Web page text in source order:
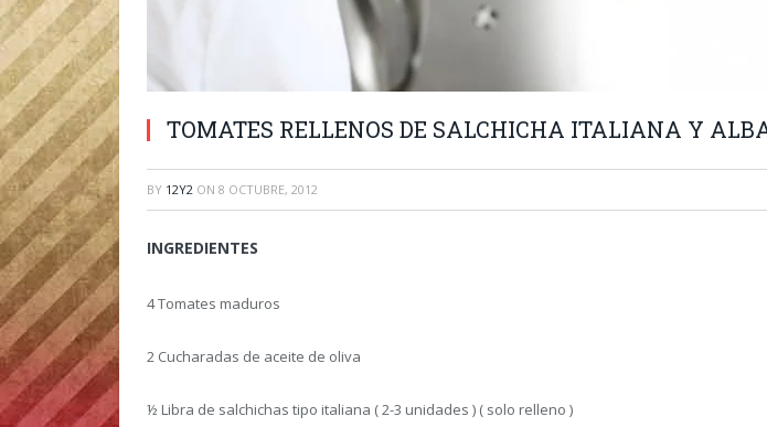
TOMATES RELLENOS DE SALCHICHA ITALIANA Y
BY 12Y2 ON 8 OCTUBRE, 2012
INGREDIENTES
4 Tomates maduros
2 Cucharadas de aceite de oliva
½ Libra de salchichas tipo italiana ( 2-3 unidades ) ( solo relleno )